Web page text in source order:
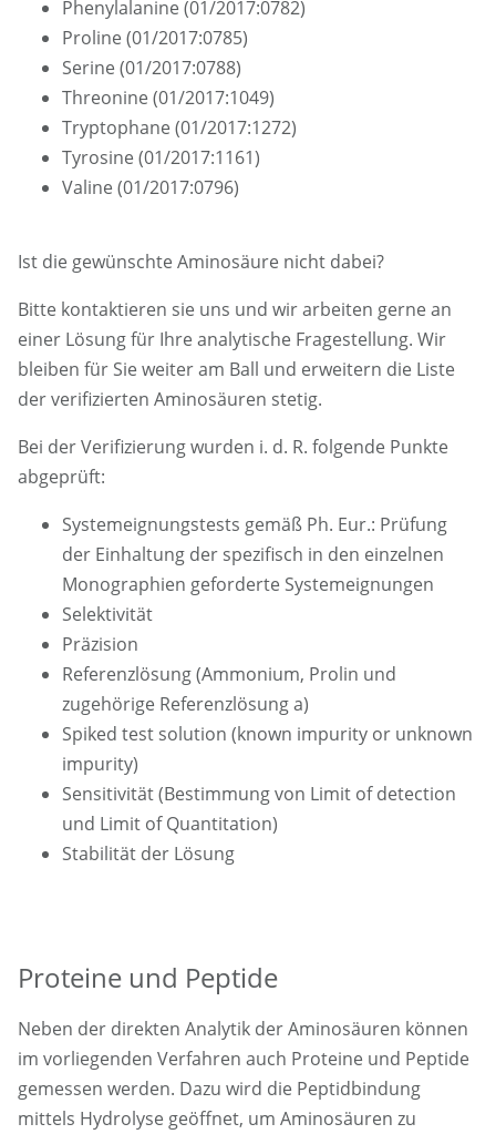
Phenylalanine (01/2017:0782)
Proline (01/2017:0785)
Serine (01/2017:0788)
Threonine (01/2017:1049)
Tryptophane (01/2017:1272)
Tyrosine (01/2017:1161)
Valine (01/2017:0796)
Ist die gewünschte Aminosäure nicht dabei?
Bitte kontaktieren sie uns und wir arbeiten gerne an
einer Lösung für Ihre analytische Fragestellung. Wir
bleiben für Sie weiter am Ball und erweitern die Liste
der verifizierten Aminosäuren stetig.
Bei der Verifizierung wurden i. d. R. folgende Punkte
abgeprüft:
Systemeignungstests gemäß Ph. Eur.: Prüfung
der Einhaltung der spezifisch in den einzelnen
Monographien geforderte Systemeignungen
Selektivität
Präzision
Referenzlösung (Ammonium, Prolin und
zugehörige Referenzlösung a)
Spiked test solution (known impurity or unknown
impurity)
Sensitivität (Bestimmung von Limit of detection
und Limit of Quantitation)
Stabilität der Lösung
Proteine und Peptide
Neben der direkten Analytik der Aminosäuren können
im vorliegenden Verfahren auch Proteine und Peptide
gemessen werden. Dazu wird die Peptidbindung
mittels Hydrolyse geöffnet, um Aminosäuren zu